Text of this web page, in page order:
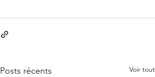
Posts récents Voir tout